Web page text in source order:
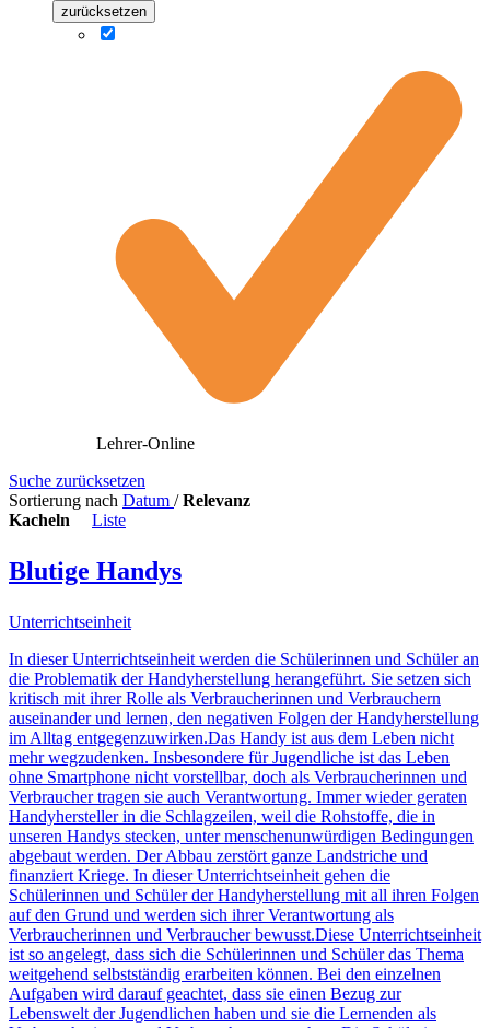
zurücksetzen
Lehrer-Online
Suche zurücksetzen
Sortierung nach Datum /Relevanz
Kacheln
Liste
Blutige Handys
Unterrichtseinheit
In dieser Unterrichtseinheit werden die Schülerinnen und Schüler an
die Problematik der Handyherstellung herangeführt. Sie setzen sich
kritisch mit ihrer Rolle als Verbraucherinnen und Verbrauchern
auseinander und lernen, den negativen Folgen der Handyherstellung
im Alltag entgegenzuwirken.Das Handy ist aus dem Leben nicht
mehr wegzudenken. Insbesondere für Jugendliche ist das Leben
ohne Smartphone nicht vorstellbar, doch als Verbraucherinnen und
Verbraucher tragen sie auch Verantwortung. Immer wieder geraten
Handyhersteller in die Schlagzeilen, weil die Rohstoffe, die in
unseren Handys stecken, unter menschenunwürdigen Bedingungen
abgebaut werden. Der Abbau zerstört ganze Landstriche und
finanziert Kriege. In dieser Unterrichtseinheit gehen die
Schülerinnen und Schüler der Handyherstellung mit all ihren Folgen
auf den Grund und werden sich ihrer Verantwortung als
Verbraucherinnen und Verbraucher bewusst.Diese Unterrichtseinheit
ist so angelegt, dass sich die Schülerinnen und Schüler das Thema
weitgehend selbstständig erarbeiten können. Bei den einzelnen
Aufgaben wird darauf geachtet, dass sie einen Bezug zur
Lebenswelt der Jugendlichen haben und sie die Lernenden als